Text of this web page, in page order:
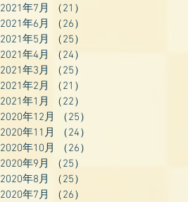
2021年7月
（21）
2021年6月
（26）
2021年5月
（25）
2021年4月
（24）
2021年3月
（25）
2021年2月
（21）
2021年1月
（22）
2020年12月
（25）
2020年11月
（24）
2020年10月
（26）
2020年9月
（25）
2020年8月
（25）
2020年7月
（26）